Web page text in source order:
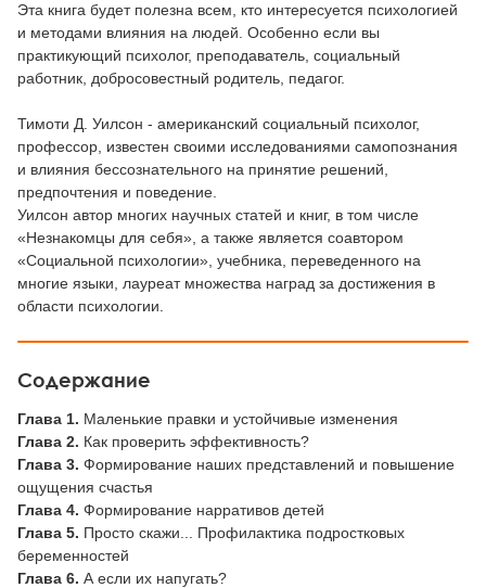
Эта книга будет полезна всем, кто интересуется психологией
и методами влияния на людей. Особенно если вы
практикующий психолог, преподаватель, социальный
работник, добросовестный родитель, педагог.
Тимоти Д. Уилсон - американский социальный психолог,
профессор, известен своими исследованиями самопознания
и влияния бессознательного на принятие решений,
предпочтения и поведение.
Уилсон автор многих научных статей и книг, в том числе
«Незнакомцы для себя», а также является соавтором
«Социальной психологии», учебника, переведенного на
многие языки, лауреат множества наград за достижения в
области психологии.
Содержание
Глава 1. Маленькие правки и устойчивые изменения
Глава 2. Как проверить эффективность?
Глава 3. Формирование наших представлений и повышение
ощущения счастья
Глава 4. Формирование нарративов детей
Глава 5. Просто скажи... Профилактика подростковых
беременностей
Глава 6. А если их напугать?